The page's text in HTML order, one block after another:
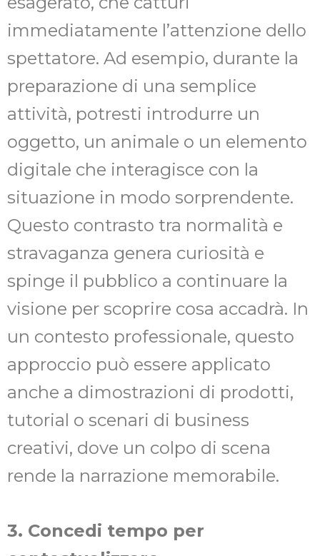
immediatamente l’attenzione dello
spettatore. Ad esempio, durante la
preparazione di una semplice
attività, potresti introdurre un
oggetto, un animale o un elemento
digitale che interagisce con la
situazione in modo sorprendente.
Questo contrasto tra normalità e
stravaganza genera curiosità e
spinge il pubblico a continuare la
visione per scoprire cosa accadrà. In
un contesto professionale, questo
approccio può essere applicato
anche a dimostrazioni di prodotti,
tutorial o scenari di business
creativi, dove un colpo di scena
rende la narrazione memorabile.
3. Concedi tempo per